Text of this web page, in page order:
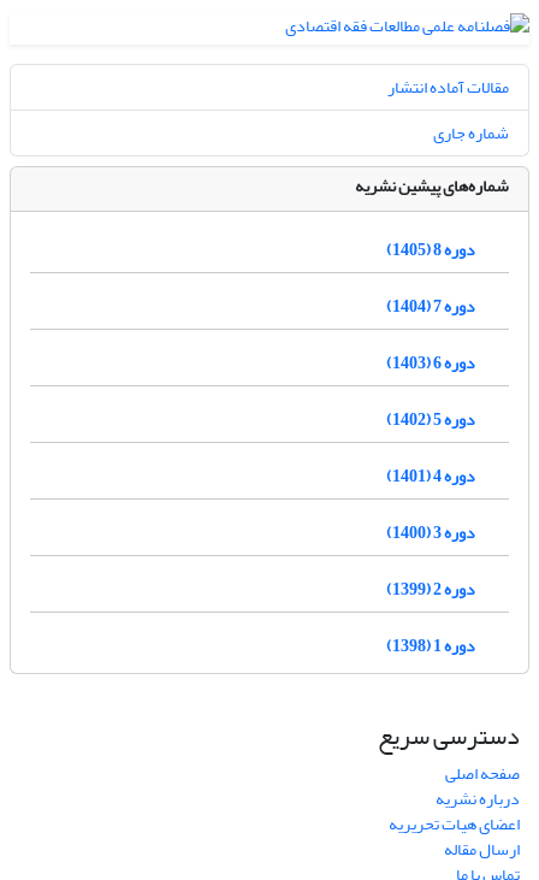
مقالات آماده انتشار
شماره جاری
شماره‌های پیشین نشریه
دوره 8 (1405)
دوره 7 (1404)
دوره 6 (1403)
دوره 5 (1402)
دوره 4 (1401)
دوره 3 (1400)
دوره 2 (1399)
دوره 1 (1398)
دسترسی سریع
صفحه اصلی
درباره نشریه
اعضای هیات تحریریه
ارسال مقاله